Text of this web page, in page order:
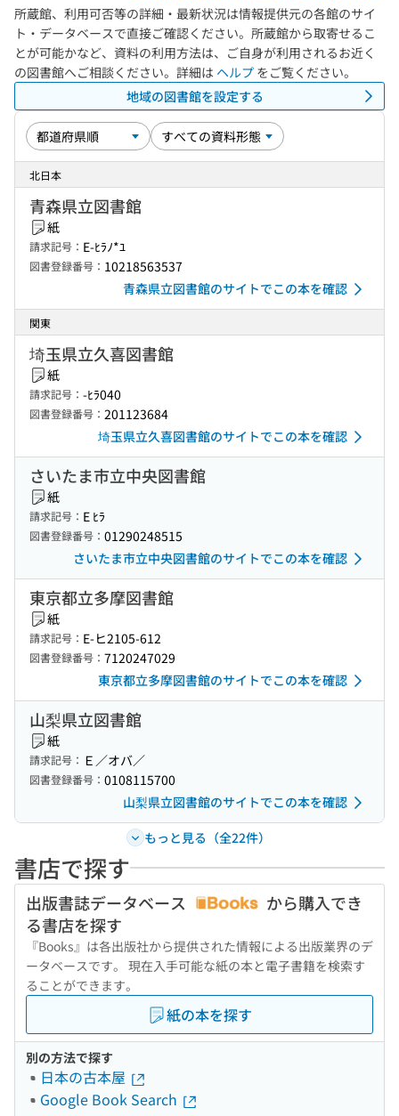
所蔵館、利用可否等の詳細・最新状況は情報提供元の各館のサイ
ト・データベースで直接ご確認ください。所蔵館から取寄せるこ
とが可能かなど、資料の利用方法は、ご自身が利用されるお近く
の図書館へご相談ください。詳細は ヘルプ をご覧ください。
地域の図書館を設定する
北日本
青森県立図書館
紙
請求記号： E-ﾋﾗﾉ*ﾕ
図書登録番号： 10218563537
青森県立図書館のサイトでこの本を確認
関東
埼玉県立久喜図書館
紙
請求記号： -ﾋﾗ040
図書登録番号： 201123684
埼玉県立久喜図書館のサイトでこの本を確認
さいたま市立中央図書館
紙
請求記号： E ﾋﾗ
図書登録番号： 01290248515
さいたま市立中央図書館のサイトでこの本を確認
東京都立多摩図書館
紙
請求記号： E-ヒ2105-612
図書登録番号： 7120247029
東京都立多摩図書館のサイトでこの本を確認
山梨県立図書館
紙
請求記号： Ｅ／オバ／
図書登録番号： 0108115700
山梨県立図書館のサイトでこの本を確認
もっと見る（全22件）
書店で探す
出版書誌データベース
から購入でき
る書店を探す
『Books』は各出版社から提供された情報による出版業界のデ
ータベースです。 現在入手可能な紙の本と電子書籍を検索す
ることができます。
紙の本を探す
別の方法で探す
日本の古本屋
Google Book Search